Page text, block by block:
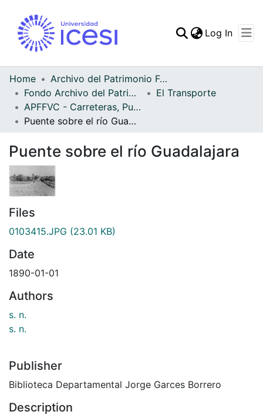
Statistics
Log In
Home
Archivo del Patrimonio Fotográfico y Fílmico del Valle del Cauca
Fondo Archivo del Patrimonio Fotográfico y Fílmico del Valle del Cauca
El Transporte
APFFVC - Carreteras, Puentes - Patrimonial
Puente sobre el río Guadalajara
Puente sobre el río Guadalajara
Files
0103415.JPG (23.01 KB)
Date
1890-01-01
Authors
s. n.
s. n.
Publisher
Biblioteca Departamental Jorge Garces Borrero
Description